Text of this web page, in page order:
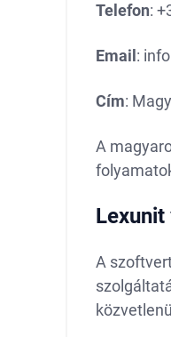
Telefon:
Email :
Cím:
A
A